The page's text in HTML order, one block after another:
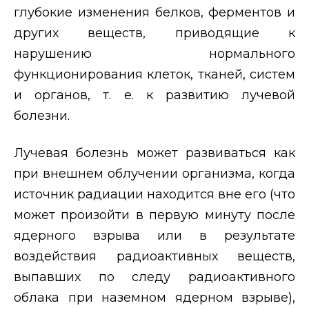
глубокие изменения белков, ферментов и
других веществ, приводящие к
нарушению нормального
функционирования клеток, тканей, систем
и органов, т. е. к развитию лучевой
болезни.
Лучевая болезнь может развиваться как
при внешнем облучении организма, когда
источник радиации находится вне его (что
может произойти в первую минуту после
ядерного взрыва или в результате
воздействия радиоактивных веществ,
выпавших по следу радиоактивного
облака при наземном ядерном взрыве),